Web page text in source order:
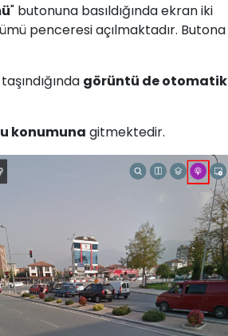
" butonuna basıldığında ekran iki
penceresi açılmaktadır. Butona
görüntü de otomatik
konumuna gitmektedir.